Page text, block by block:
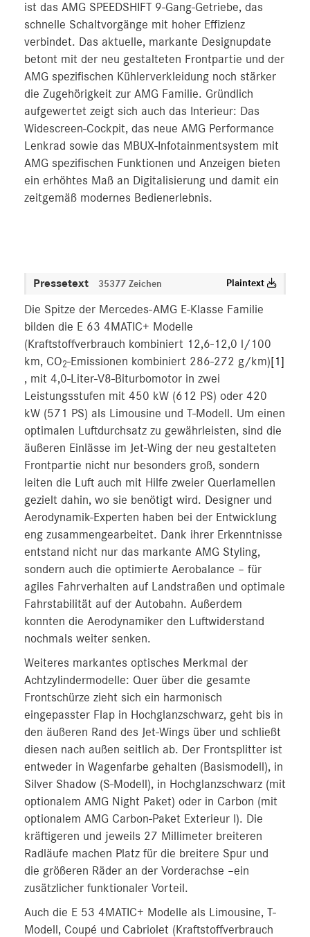
ist das AMG SPEEDSHIFT 9-Gang-Getriebe, das
schnelle Schaltvorgänge mit hoher Effizienz
verbindet. Das aktuelle, markante Designupdate
betont mit der neu gestalteten Frontpartie und der
AMG spezifischen Kühlerverkleidung noch stärker
die Zugehörigkeit zur AMG Familie. Gründlich
aufgewertet zeigt sich auch das Interieur: Das
Widescreen-Cockpit, das neue AMG Performance
Lenkrad sowie das MBUX-Infotainmentsystem mit
AMG spezifischen Funktionen und Anzeigen bieten
ein erhöhtes Maß an Digitalisierung und damit ein
zeitgemäß modernes Bedienerlebnis.
Pressetext 35377 Zeichen Plaintext
Die Spitze der Mercedes-AMG E-Klasse Familie
bilden die E 63 4MATIC+ Modelle
(Kraftstoffverbrauch kombiniert 12,6-12,0 l/100
km, CO2-Emissionen kombiniert 286-272 g/km)[1]
, mit 4,0-Liter-V8-Biturbomotor in zwei
Leistungsstufen mit 450 kW (612 PS) oder 420
kW (571 PS) als Limousine und T-Modell. Um einen
optimalen Luftdurchsatz zu gewährleisten, sind die
äußeren Einlässe im Jet-Wing der neu gestalteten
Frontpartie nicht nur besonders groß, sondern
leiten die Luft auch mit Hilfe zweier Querlamellen
gezielt dahin, wo sie benötigt wird. Designer und
Aerodynamik-Experten haben bei der Entwicklung
eng zusammengearbeitet. Dank ihrer Erkenntnisse
entstand nicht nur das markante AMG Styling,
sondern auch die optimierte Aerobalance – für
agiles Fahrverhalten auf Landstraßen und optimale
Fahrstabilität auf der Autobahn. Außerdem
konnten die Aerodynamiker den Luftwiderstand
nochmals weiter senken.
Weiteres markantes optisches Merkmal der
Achtzylindermodelle: Quer über die gesamte
Frontschürze zieht sich ein harmonisch
eingepasster Flap in Hochglanzschwarz, geht bis in
den äußeren Rand des Jet-Wings über und schließt
diesen nach außen seitlich ab. Der Frontsplitter ist
entweder in Wagenfarbe gehalten (Basismodell), in
Silver Shadow (S-Modell), in Hochglanzschwarz (mit
optionalem AMG Night Paket) oder in Carbon (mit
optionalem AMG Carbon-Paket Exterieur I). Die
kräftigeren und jeweils 27 Millimeter breiteren
Radläufe machen Platz für die breitere Spur und
die größeren Räder an der Vorderachse –ein
zusätzlicher funktionaler Vorteil.
Auch die E 53 4MATIC+ Modelle als Limousine, T-
Modell, Coupé und Cabriolet (Kraftstoffverbrauch